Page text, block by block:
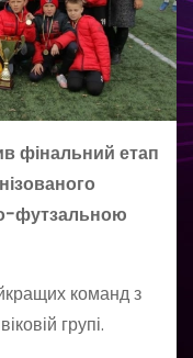
фінальний етап
футзальною
команд з
групі.